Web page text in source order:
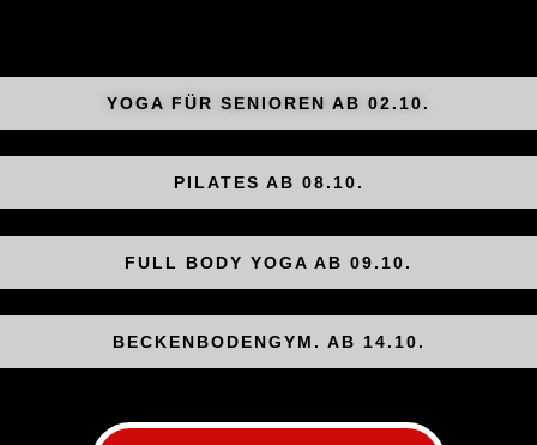
YOGA FÜR SENIOREN AB 02.10.
PILATES AB 08.10.
FULL BODY YOGA AB 09.10.
BECKENBODENGYM. AB 14.10.